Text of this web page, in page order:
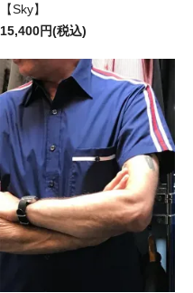
【Sky】
15,400円(税込)